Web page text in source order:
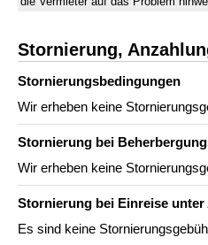
Stornierung,
Stornierungs­bedingungen
Wir erheben keine
Stornierung bei
Wir erheben keine
Stornierung bei Einreise unter
Es sind keine